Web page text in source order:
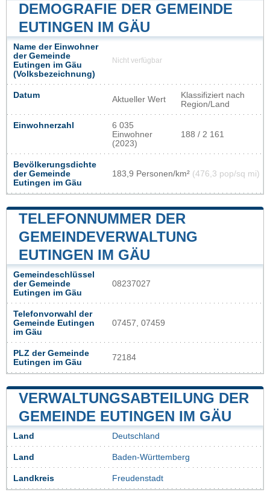
DEMOGRAFIE DER GEMEINDE
EUTINGEN IM GÄU
Name der Einwohner
der Gemeinde
Eutingen im Gäu
(Volksbezeichnung)
Nicht verfügbar
Datum Aktueller Wert
Klassifiziert nach
Region/Land
Einwohnerzahl
6 035
Einwohner
(2023)
188 / 2 161
Bevölkerungsdichte
der Gemeinde
Eutingen im Gäu
183,9 Personen/km² (476,3 pop/sq mi)
TELEFONNUMMER DER
GEMEINDEVERWALTUNG
EUTINGEN IM GÄU
Gemeindeschlüssel
der Gemeinde
Eutingen im Gäu
08237027
Telefonvorwahl der
Gemeinde Eutingen
im Gäu
07457, 07459
PLZ der Gemeinde
Eutingen im Gäu
72184
VERWALTUNGSABTEILUNG DER
GEMEINDE EUTINGEN IM GÄU
Land Deutschland
Land Baden-Württemberg
Landkreis Freudenstadt